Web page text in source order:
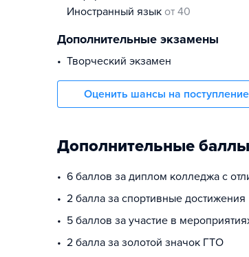
иностранный язык от 40
Дополнительные экзамены
Творческий экзамен
Оценить шансы на поступление
Дополнительные
6 баллов за диплом колледжа с
2 балла за спортивные достижения
5 баллов за участие в
2 балла за золотой значок ГТО